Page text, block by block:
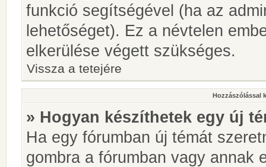
funkció segítségével (ha az
lehetőséget). Ez a névtelen
elkerülése végett szükséges.
Vissza a tetejére
Hozzászólással
» Hogyan készíthetek egy új
Ha egy fórumban új témát
gombra a fórumban vagy annak